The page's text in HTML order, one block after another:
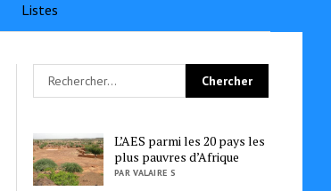
Listes
L’AES parmi les 20 pays les
plus pauvres d’Afrique
PAR VALAIRE S